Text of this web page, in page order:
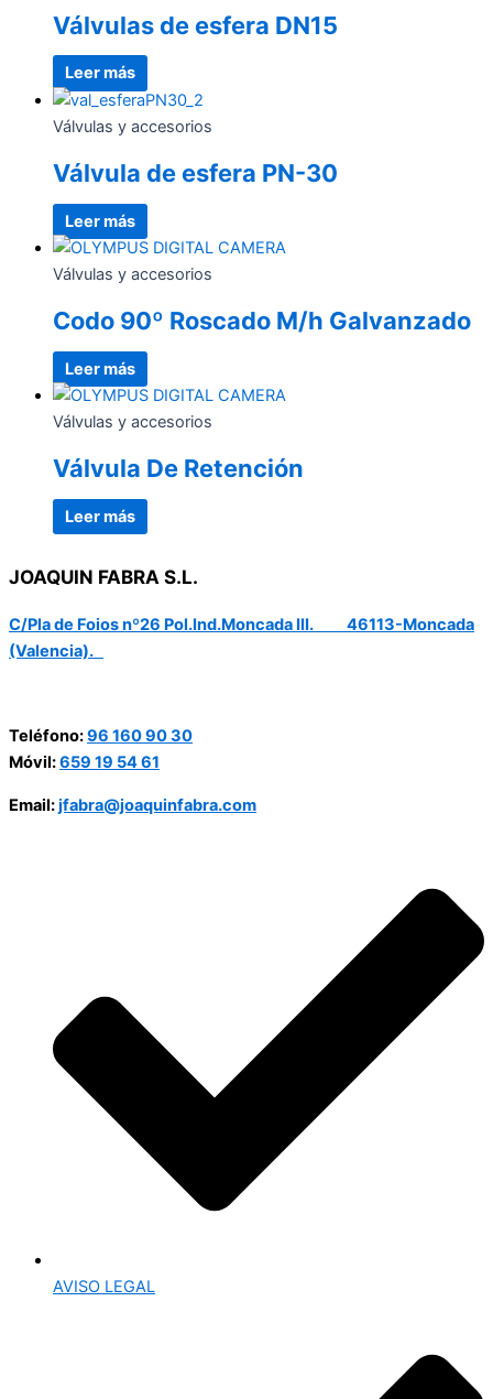
Válvulas de esfera DN15
Leer más
Válvulas y accesorios
Válvula de esfera PN-30
Leer más
Válvulas y accesorios
Codo 90º Roscado M/h Galvanzado
Leer más
Válvulas y accesorios
Válvula De Retención
Leer más
JOAQUIN FABRA S.L.
C/Pla de Foios nº26 Pol.Ind.Moncada III. 46113-Moncada
(Valencia).
Teléfono:96 160 90 30
Móvil:659 19 54 61
Email:jfabra@joaquinfabra.com
AVISO LEGAL